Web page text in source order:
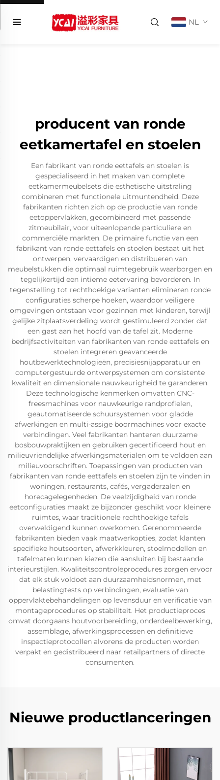
NL
producent van ronde
eetkamertafel en stoelen
Een fabrikant van ronde eettafels en stoelen is
gespecialiseerd in het maken van complete
eetkamermeubelsets die esthetische uitstraling
combineren met functionele uitmuntendheid. Deze
fabrikanten richten zich op de productie van ronde
eetoppervlakken, gecombineerd met passende
zitmeubilair, voor uiteenlopende particuliere en
commerciële markten. De primaire functie van een
fabrikant van ronde eettafels en stoelen bestaat uit het
ontwerpen, vervaardigen en distribueren van
meubelstukken die optimaal ruimtegebruik waarborgen en
tegelijkertijd een intieme eetervaring bevorderen. In
tegenstelling tot rechthoekige varianten elimineren ronde
configuraties scherpe hoeken, waardoor veiligere
omgevingen ontstaan voor gezinnen met kinderen, terwijl
gelijke zitplaatsverdeling wordt gestimuleerd zonder dat
een gast aan het hoofd van de tafel zit. Moderne
bedrijfsactiviteiten van fabrikanten van ronde eettafels en
stoelen integreren geavanceerde
houtbewerktechnologieën, precisiesnijapparatuur en
computergestuurde ontwerpsystemen om consistente
kwaliteit en dimensionale nauwkeurigheid te garanderen.
Deze technologische kenmerken omvatten CNC-
freesmachines voor nauwkeurige randprofielen,
geautomatiseerde schuursystemen voor gladde
afwerkingen en multi-assige boormachines voor exacte
verbindingen. Veel fabrikanten hanteren duurzame
bosbouwpraktijken en gebruiken gecertificeerd hout en
milieuvriendelijke afwerkingsmaterialen om te voldoen aan
milieuvoorschriften. Toepassingen van producten van
fabrikanten van ronde eettafels en stoelen zijn te vinden in
woningen, restaurants, cafés, vergaderzalen en
horecagelegenheden. De veelzijdigheid van ronde
eetconfiguraties maakt ze bijzonder geschikt voor kleinere
ruimtes, waar traditionele rechthoekige tafels
overweldigend kunnen overkomen. Gerenommeerde
fabrikanten bieden vaak maatwerkopties, zodat klanten
specifieke houtsoorten, afwerkkleuren, stoelmodellen en
tafelmaten kunnen kiezen die aansluiten bij bestaande
interieurstijlen. Kwaliteitscontroleprocedures zorgen ervoor
dat elk stuk voldoet aan duurzaamheidsnormen, met
belastingtests op verbindingen, evaluatie van
oppervlaktebehandelingen op levensduur en verificatie van
montageprocedures op stabiliteit. Het productieproces
omvat doorgaans houtvoorbereiding, onderdeelbewerking,
assemblage, afwerkingsprocessen en definitieve
inspectieprotocollen alvorens de producten worden
verpakt en gedistribueerd naar retailpartners of directe
consumenten.
Nieuwe productlanceringen